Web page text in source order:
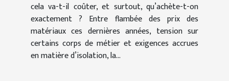
cela va-t-il coûter, et surtout, qu’achète-t-on
exactement ? Entre flambée des prix des
matériaux ces dernières années, tension sur
certains corps de métier et exigences accrues
en matière d’isolation, la...